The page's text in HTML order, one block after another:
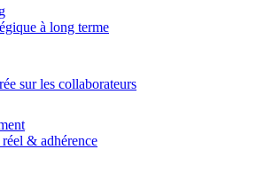
à long terme
sur les collaborateurs
& adhérence